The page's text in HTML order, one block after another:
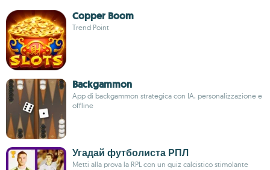
Copper Boom
Trend Point
Backgammon
App di backgammon strategica con IA, personalizzazione e
offline
Угадай футболиста РПЛ
Metti alla prova la RPL con un quiz calcistico stimolante